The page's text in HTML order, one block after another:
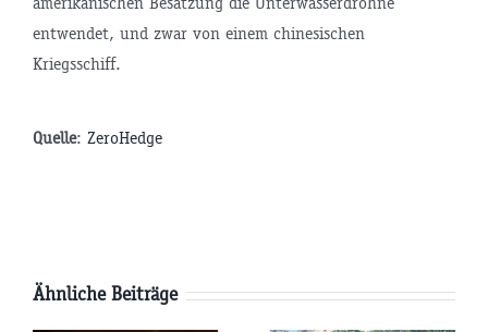
entwendet, und zwar von einem chinesischen
Kriegsschiff.
Quelle: ZeroHedge
Ähnliche Beiträge
AfD-